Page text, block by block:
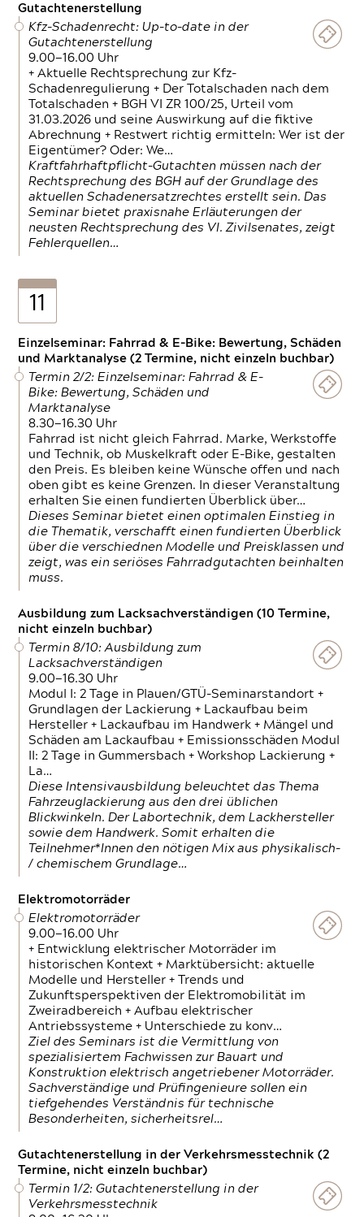
Gutachtenerstellung
Kfz-Schadenrecht: Up-to-date in der
Gutachtenerstellung
9.00—16.00 Uhr
+ Aktuelle Rechtsprechung zur Kfz-
Schadenregulierung + Der Totalschaden nach dem
Totalschaden + BGH VI ZR 100/25, Urteil vom
31.03.2026 und seine Auswirkung auf die fiktive
Abrechnung + Restwert richtig ermitteln: Wer ist der
Eigentümer? Oder: We…
Kraftfahrhaftpflicht-Gutachten müssen nach der
Rechtsprechung des BGH auf der Grundlage des
aktuellen Schadenersatzrechtes erstellt sein. Das
Seminar bietet praxisnahe Erläuterungen der
neusten Rechtsprechung des VI. Zivilsenates, zeigt
Fehlerquellen…
11
Einzelseminar: Fahrrad & E-Bike: Bewertung, Schäden
und Marktanalyse (2 Termine, nicht einzeln buchbar)
Termin 2/2: Einzelseminar: Fahrrad & E-
Bike: Bewertung, Schäden und
Marktanalyse
8.30—16.30 Uhr
Fahrrad ist nicht gleich Fahrrad. Marke, Werkstoffe
und Technik, ob Muskelkraft oder E-Bike, gestalten
den Preis. Es bleiben keine Wünsche offen und nach
oben gibt es keine Grenzen. In dieser Veranstaltung
erhalten Sie einen fundierten Überblick über…
Dieses Seminar bietet einen optimalen Einstieg in
die Thematik, verschafft einen fundierten Überblick
über die verschiednen Modelle und Preisklassen und
zeigt, was ein seriöses Fahrradgutachten beinhalten
muss.
Ausbildung zum Lacksachverständigen (10 Termine,
nicht einzeln buchbar)
Termin 8/10: Ausbildung zum
Lacksachverständigen
9.00—16.30 Uhr
Modul I: 2 Tage in Plauen/GTÜ-Seminarstandort +
Grundlagen der Lackierung + Lackaufbau beim
Hersteller + Lackaufbau im Handwerk + Mängel und
Schäden am Lackaufbau + Emissionsschäden Modul
II: 2 Tage in Gummersbach + Workshop Lackierung +
La…
Diese Intensivausbildung beleuchtet das Thema
Fahrzeuglackierung aus den drei üblichen
Blickwinkeln. Der Labortechnik, dem Lackhersteller
sowie dem Handwerk. Somit erhalten die
Teilnehmer*Innen den nötigen Mix aus physikalisch-
/ chemischem Grundlage…
Elektromotorräder
Elektromotorräder
9.00—16.00 Uhr
+ Entwicklung elektrischer Motorräder im
historischen Kontext + Marktübersicht: aktuelle
Modelle und Hersteller + Trends und
Zukunftsperspektiven der Elektromobilität im
Zweiradbereich + Aufbau elektrischer
Antriebssysteme + Unterschiede zu konv…
Ziel des Seminars ist die Vermittlung von
spezialisiertem Fachwissen zur Bauart und
Konstruktion elektrisch angetriebener Motorräder.
Sachverständige und Prüfingenieure sollen ein
tiefgehendes Verständnis für technische
Besonderheiten, sicherheitsrel…
Gutachtenerstellung in der Verkehrsmesstechnik (2
Termine, nicht einzeln buchbar)
Termin 1/2: Gutachtenerstellung in der
Verkehrsmesstechnik